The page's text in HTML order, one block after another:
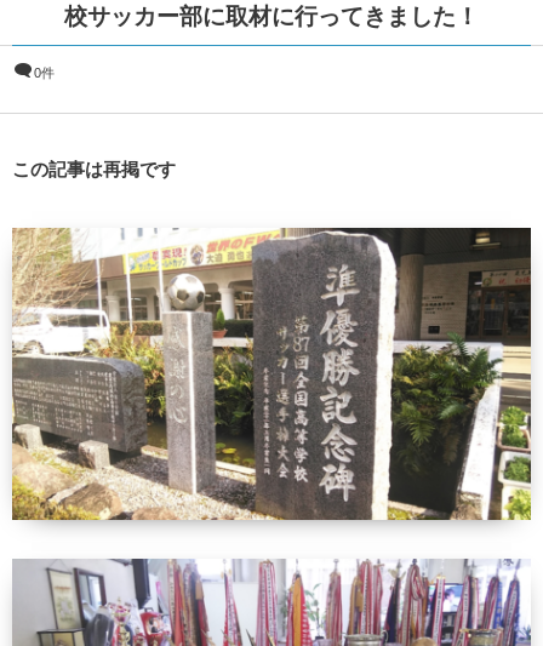
校サッカー部に取材に行ってきました！
0件
この記事は再掲です